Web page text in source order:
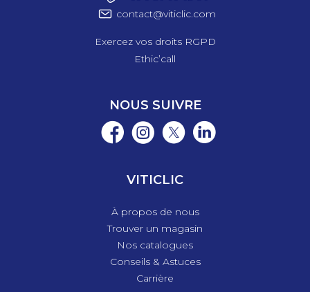
contact@viticlic.com
Exercez vos droits RGPD
Ethic’call
NOUS SUIVRE
VITICLIC
À propos de nous
Trouver un magasin
Nos catalogues
Conseils & Astuces
Carrière